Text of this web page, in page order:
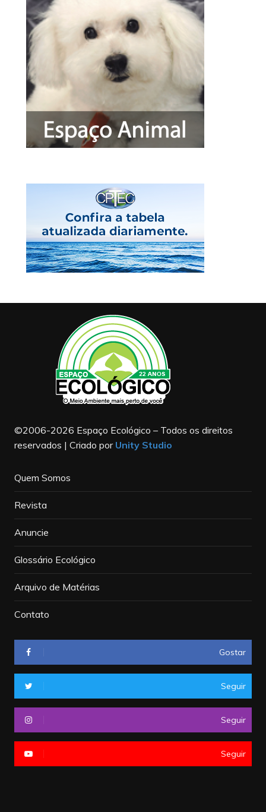
©2006-2026 Espaço Ecológico – Todos os direitos
reservados | Criado por Unity Studio
Quem Somos
Revista
Anuncie
Glossário Ecológico
Arquivo de Matérias
Contato
Gostar
Seguir
Seguir
Seguir